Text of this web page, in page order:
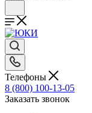
Телефоны
8 (800) 100-13-05
Заказать звонок